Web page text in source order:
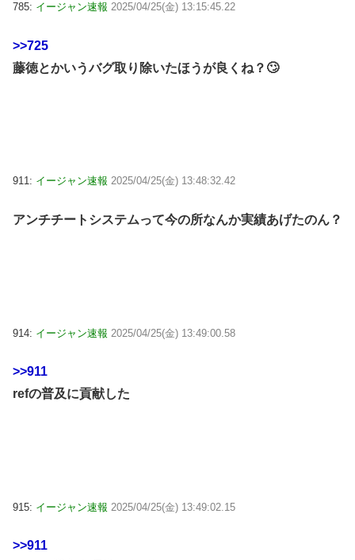
785: イージャン速報 2025/04/25(金) 13:15:45.22
>>725
藤徳とかいうバグ取り除いたほうが良くね？🙄
911: イージャン速報 2025/04/25(金) 13:48:32.42
アンチチートシステムって今の所なんか実績あげたのん？
914: イージャン速報 2025/04/25(金) 13:49:00.58
>>911
refの普及に貢献した
915: イージャン速報 2025/04/25(金) 13:49:02.15
>>911